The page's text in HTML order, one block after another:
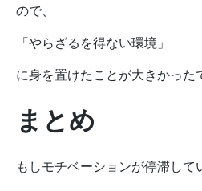
ので、
「やらざるを得ない環境」
に身を置けたことが大きかった
まとめ
もしモチベーションが停滞して